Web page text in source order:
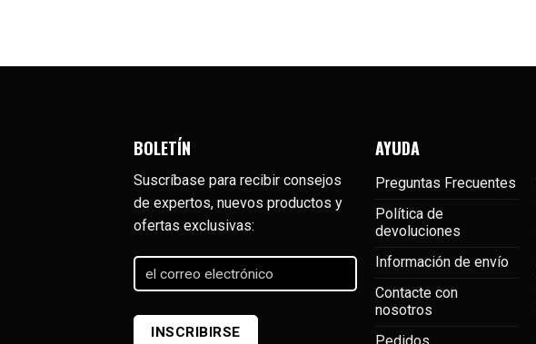
BOLETÍN
Suscríbase para recibir consejos
de expertos, nuevos productos y
ofertas exclusivas:
correo
INSCRIBIRSE
AYUDA
Preguntas Frecuentes
Política de
devoluciones
Información de envío
Contacte con
nosotros